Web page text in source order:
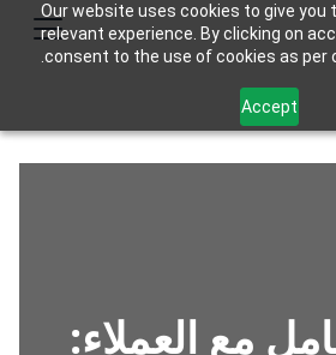
Our website uses cookies to give you
relevant experience. By clicking on
consent to the use of cookies as per
Accept
مع العملاء: